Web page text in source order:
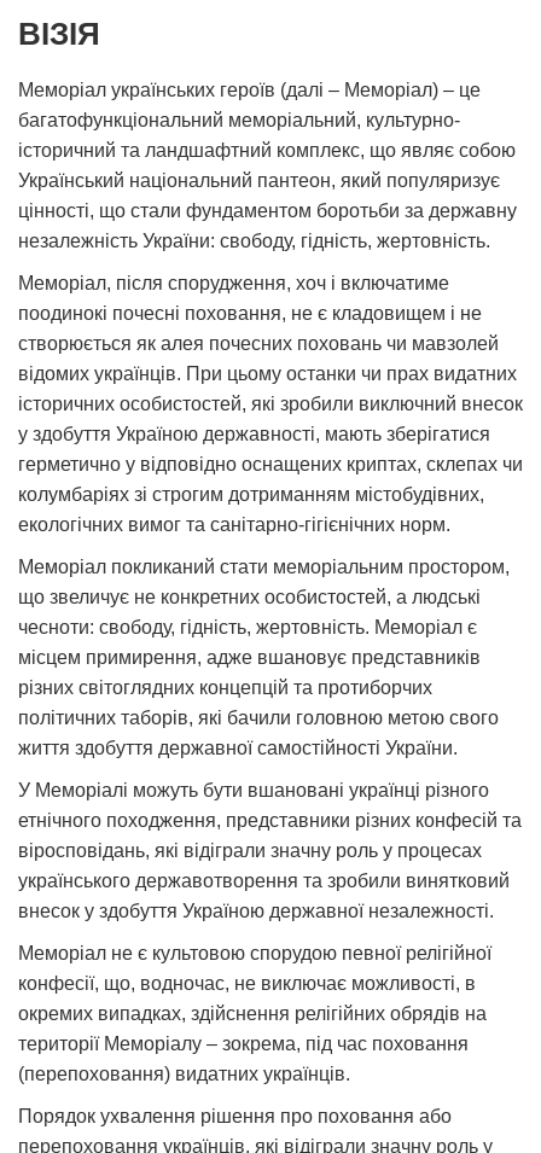
ВІЗІЯ
Меморіал українських героїв (далі – Меморіал) – це
багатофункціональний меморіальний, культурно-
історичний та ландшафтний комплекс, що являє собою
Український національний пантеон, який популяризує
цінності, що стали фундаментом боротьби за державну
незалежність України: свободу, гідність, жертовність.
Меморіал, після спорудження, хоч і включатиме
поодинокі почесні поховання, не є кладовищем і не
створюється як алея почесних поховань чи мавзолей
відомих українців. При цьому останки чи прах видатних
історичних особистостей, які зробили виключний внесок
у здобуття Україною державності, мають зберігатися
герметично у відповідно оснащених криптах, склепах чи
колумбаріях зі строгим дотриманням містобудівних,
екологічних вимог та санітарно-гігієнічних норм.
Меморіал покликаний стати меморіальним простором,
що звеличує не конкретних особистостей, а людські
чесноти: свободу, гідність, жертовність. Меморіал є
місцем примирення, адже вшановує представників
різних світоглядних концепцій та протиборчих
політичних таборів, які бачили головною метою свого
життя здобуття державної самостійності України.
У Меморіалі можуть бути вшановані українці різного
етнічного походження, представники різних конфесій та
віросповідань, які відіграли значну роль у процесах
українського державотворення та зробили винятковий
внесок у здобуття Україною державної незалежності.
Меморіал не є культовою спорудою певної релігійної
конфесії, що, водночас, не виключає можливості, в
окремих випадках, здійснення релігійних обрядів на
території Меморіалу – зокрема, під час поховання
(перепоховання) видатних українців.
Порядок ухвалення рішення про поховання або
перепоховання українців, які відіграли значну роль у